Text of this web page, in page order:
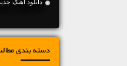
دانلود آهنگ
دسته بندی